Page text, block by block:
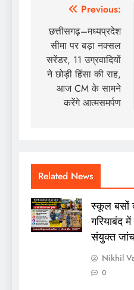
Post
navigation
Previous:
छत्तीसगढ़–मध्यप्रदेश
सीमा पर बड़ा नक्सल
सरेंडर, 11 उग्रवादियों
ने छोड़ी हिंसा की राह,
आज CM के सामने
करेंगे आत्मसमर्पण
Related News
स्कूल बसों
गरियाबंद
संयुक्त
Nikhil
0